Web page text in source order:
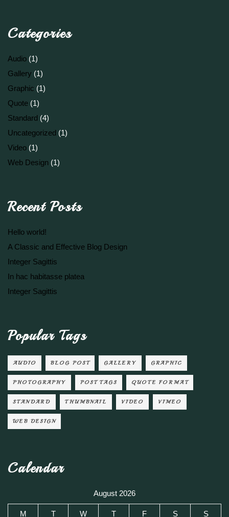
Categories
Audio (1)
Gallery (1)
Graphic (1)
Quote (1)
Standard (4)
Uncategorized (1)
Video (1)
Web Design (1)
Recent Posts
Hello world!
A Classic and Effective Blog Design
Integer Sagittis
In hac habitasse platea
Integer Sagittis
Popular Tags
AUDIO BLOG POST GALLERY GRAPHIC
PHOTOGRAPHY POST TAGS QUOTE FORMAT
STANDARD THUMBNAIL VIDEO VIMEO
WEB DESIGN
Calendar
August 2026
M T W T F S S